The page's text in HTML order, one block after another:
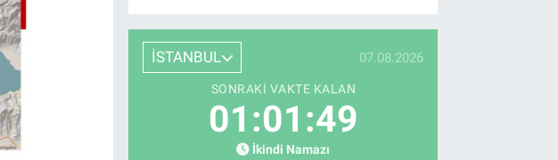
İSTANBUL 07.08.2026
SONRAKI VAKTE KALAN
01:01:48
İkindi Namazı